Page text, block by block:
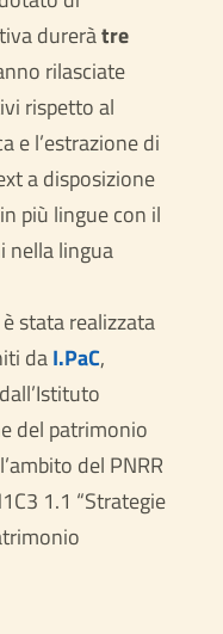
dureràtre
rilasciate
rispetto al
e l’estrazione di
a disposizione
più lingue con il
nella lingua
stata realizzata
daI.PaC,
del patrimonio
del PNRR
1.1 “Strategie